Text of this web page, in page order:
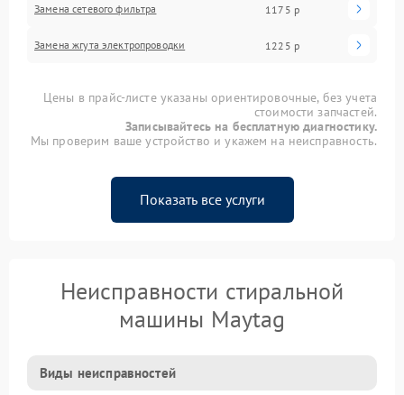
Замена сетевого фильтра 1175 р
Замена жгута электропроводки 1225 р
Цены в прайс-листе указаны ориентировочные, без учета
стоимости запчастей.
Записывайтесь на бесплатную диагностику.
Мы проверим ваше устройство и укажем на неисправность.
Показать все услуги
Неисправности стиральной
машины Maytag
Виды неисправностей